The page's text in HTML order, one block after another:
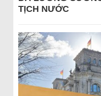
TỊCH NƯỚC